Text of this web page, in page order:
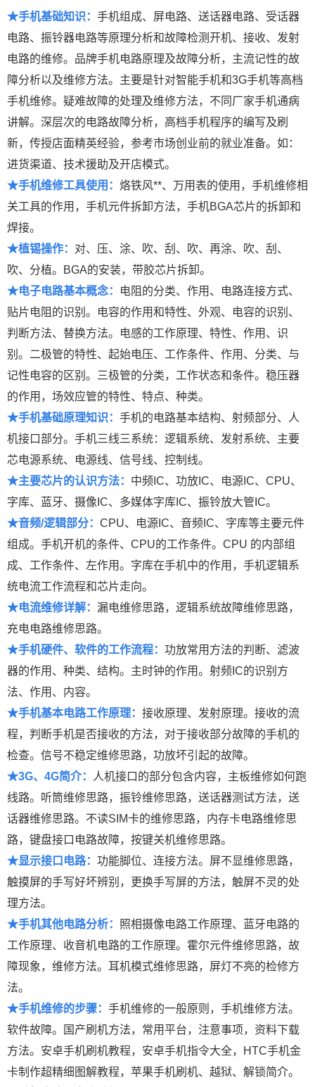
★手机基础知识： 手机组成、屏电路、送话器电路、受话器
电路、振铃器电路等原理分析和故障检测开机、接收、发射
电路的维修。品牌手机电路原理及故障分析，主流记性的故
障分析以及维修方法。主要是针对智能手机和3G手机等高档
手机维修。疑难故障的处理及维修方法，不同厂家手机通病
讲解。深层次的电路故障分析，高档手机程序的编写及刷
新，传授店面精英经验，参考市场创业前的就业准备。如：
进货渠道、技术援助及开店模式。
★手机维修工具使用： 烙铁风**、万用表的使用，手机维修相
关工具的作用，手机元件拆卸方法，手机BGA芯片的拆卸和
焊接。
★植锡操作： 对、压、涂、吹、刮、吹、再涂、吹、刮、
吹、分植。BGA的安装，带胶芯片拆卸。
★电子电路基本概念：
电阻的分类、作用、电路连接方式、
贴片电阻的识别。电容的作用和特性、外观、电容的识别、
判断方法、替换方法。电感的工作原理、特性、作用、识
别。二极管的特性、起始电压、工作条件、作用、分类、与
记性电容的区别。三极管的分类，工作状态和条件。稳压器
的作用，场效应管的特性、特点、种类。
★手机基础原理知识： 手机的电路基本结构、射频部分、人
机接口部分。手机三线三系统：逻辑系统、发射系统、主要
芯电源系统、电源线、信号线、控制线。
★主要芯片的认识方法： 中频IC、功放IC、电源IC、CPU、
字库、蓝牙、摄像IC、多媒体字库IC、振铃放大管IC。
★音频/逻辑部分： CPU、电源IC、音频IC、字库等主要元件
组成。手机开机的条件、CPU的工作条件。CPU 的内部组
成、工作条件、左作用。字库在手机中的作用，手机逻辑系
统电流工作流程和芯片走向。
★电流维修详解： 漏电维修思路，逻辑系统故障维修思路，
充电电路维修思路。
★手机硬件、软件的工作流程： 功放常用方法的判断、滤波
器的作用、种类、结构。主时钟的作用。射频IC的识别方
法、作用、内容。
★手机基本电路工作原理： 接收原理、发射原理。接收的流
程，判断手机是否接收的方法，对于接收部分故障的手机的
检查。信号不稳定维修思路，功放坏引起的故障。
★3G、4G简介：
人机接口的部分包含内容，主板维修如何跑
线路。听筒维修思路，振铃维修思路，送话器测试方法，送
话器维修思路。不读SIM卡的维修思路，内存卡电路维修思
路，键盘接口电路故障，按键关机维修思路。
★显示接口电路： 功能脚位、连接方法。屏不显维修思路，
触摸屏的手写好坏辨别，更换手写屏的方法，触屏不灵的处
理方法。
★手机其他电路分析： 照相摄像电路工作原理、蓝牙电路的
工作原理、收音机电路的工作原理。霍尔元件维修思路，故
障现象，维修方法。耳机模式维修思路，屏灯不亮的检修方
法。
★手机维修的步骤： 手机维修的一般原则，手机维修方法。
软件故障。国产刷机方法，常用平台，注意事项，资料下载
方法。安卓手机刷机教程，安卓手机指令大全，HTC手机金
卡制作超精细图解教程，苹果手机刷机、越狱、解锁简介。